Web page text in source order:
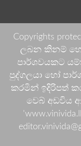
Copyrights
ලබන කිනම්
පාර්ශවයකට
පුද්ගලයා හෝ
කරමින් ඉදිරිපත්
වෙබ් අඩවිය